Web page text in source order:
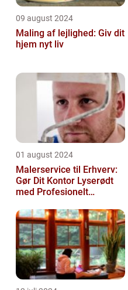
09 august 2024
Maling af lejlighed: Giv dit
hjem nyt liv
01 august 2024
Malerservice til Erhverv:
Gør Dit Kontor Lyserødt
med Profesionelt